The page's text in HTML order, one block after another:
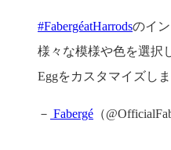
#FabergéatHarrodsのイ
様々な模様や色を選択
Eggをカスタマイズし
－ Fabergé （